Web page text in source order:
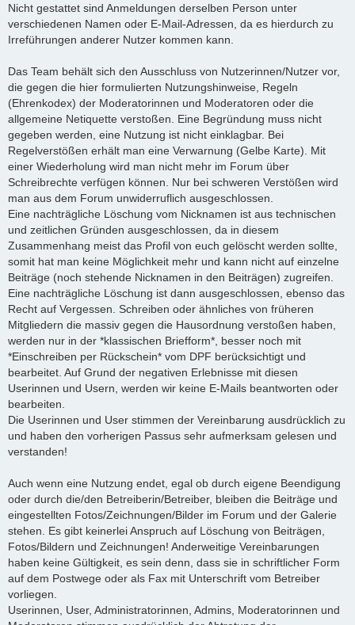
Nicht gestattet sind Anmeldungen derselben Person unter
verschiedenen Namen oder E-Mail-Adressen, da es hierdurch zu
Irreführungen anderer Nutzer kommen kann.
Das Team behält sich den Ausschluss von Nutzerinnen/Nutzer vor,
die gegen die hier formulierten Nutzungshinweise, Regeln
(Ehrenkodex) der Moderatorinnen und Moderatoren oder die
allgemeine Netiquette verstoßen. Eine Begründung muss nicht
gegeben werden, eine Nutzung ist nicht einklagbar. Bei
Regelverstößen erhält man eine Verwarnung (Gelbe Karte). Mit
einer Wiederholung wird man nicht mehr im Forum über
Schreibrechte verfügen können. Nur bei schweren Verstößen wird
man aus dem Forum unwiderruflich ausgeschlossen.
Eine nachträgliche Löschung vom Nicknamen ist aus technischen
und zeitlichen Gründen ausgeschlossen, da in diesem
Zusammenhang meist das Profil von euch gelöscht werden sollte,
somit hat man keine Möglichkeit mehr und kann nicht auf einzelne
Beiträge (noch stehende Nicknamen in den Beiträgen) zugreifen.
Eine nachträgliche Löschung ist dann ausgeschlossen, ebenso das
Recht auf Vergessen. Schreiben oder ähnliches von früheren
Mitgliedern die massiv gegen die Hausordnung verstoßen haben,
werden nur in der *klassischen Briefform*, besser noch mit
*Einschreiben per Rückschein* vom DPF berücksichtigt und
bearbeitet. Auf Grund der negativen Erlebnisse mit diesen
Userinnen und Usern, werden wir keine E-Mails beantworten oder
bearbeiten.
Die Userinnen und User stimmen der Vereinbarung ausdrücklich zu
und haben den vorherigen Passus sehr aufmerksam gelesen und
verstanden!
Auch wenn eine Nutzung endet, egal ob durch eigene Beendigung
oder durch die/den Betreiberin/Betreiber, bleiben die Beiträge und
eingestellten Fotos/Zeichnungen/Bilder im Forum und der Galerie
stehen. Es gibt keinerlei Anspruch auf Löschung von Beiträgen,
Fotos/Bildern und Zeichnungen! Anderweitige Vereinbarungen
haben keine Gültigkeit, es sein denn, dass sie in schriftlicher Form
auf dem Postwege oder als Fax mit Unterschrift vom Betreiber
vorliegen.
Userinnen, User, Administratorinnen, Admins, Moderatorinnen und